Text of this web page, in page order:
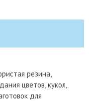
резина,
цветов, кукол,
для